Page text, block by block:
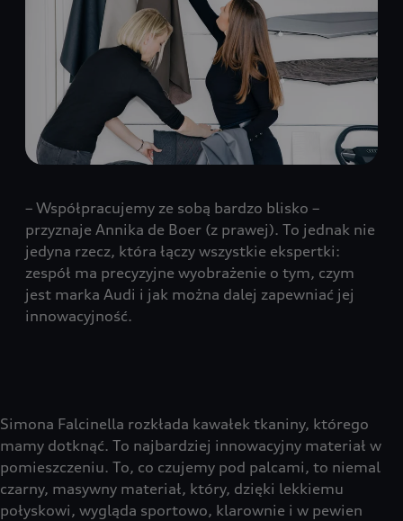
– Współpracujemy ze sobą bardzo blisko –
przyznaje Annika de Boer (z prawej). To jednak nie
jedyna rzecz, która łączy wszystkie ekspertki:
zespół ma precyzyjne wyobrażenie o tym, czym
jest marka Audi i jak można dalej zapewniać jej
innowacyjność.
Simona Falcinella rozkłada kawałek tkaniny, którego
mamy dotknąć. To najbardziej innowacyjny materiał w
pomieszczeniu. To, co czujemy pod palcami, to niemal
czarny, masywny materiał, który, dzięki lekkiemu
połyskowi, wygląda sportowo, klarownie i w pewien